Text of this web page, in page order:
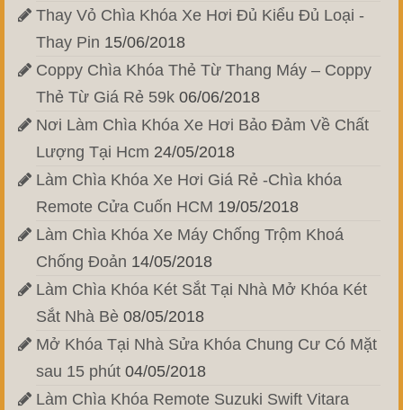
Thay Vỏ Chìa Khóa Xe Hơi Đủ Kiểu Đủ Loại -
Thay Pin 15/06/2018
Coppy Chìa Khóa Thẻ Từ Thang Máy – Coppy
Thẻ Từ Giá Rẻ 59k 06/06/2018
Nơi Làm Chìa Khóa Xe Hơi Bảo Đảm Về Chất
Lượng Tại Hcm 24/05/2018
Làm Chìa Khóa Xe Hơi Giá Rẻ -Chìa khóa
Remote Cửa Cuốn HCM 19/05/2018
Làm Chìa Khóa Xe Máy Chống Trộm Khoá
Chống Đoản 14/05/2018
Làm Chìa Khóa Két Sắt Tại Nhà Mở Khóa Két
Sắt Nhà Bè 08/05/2018
Mở Khóa Tại Nhà Sửa Khóa Chung Cư Có Mặt
sau 15 phút 04/05/2018
Làm Chìa Khóa Remote Suzuki Swift Vitara